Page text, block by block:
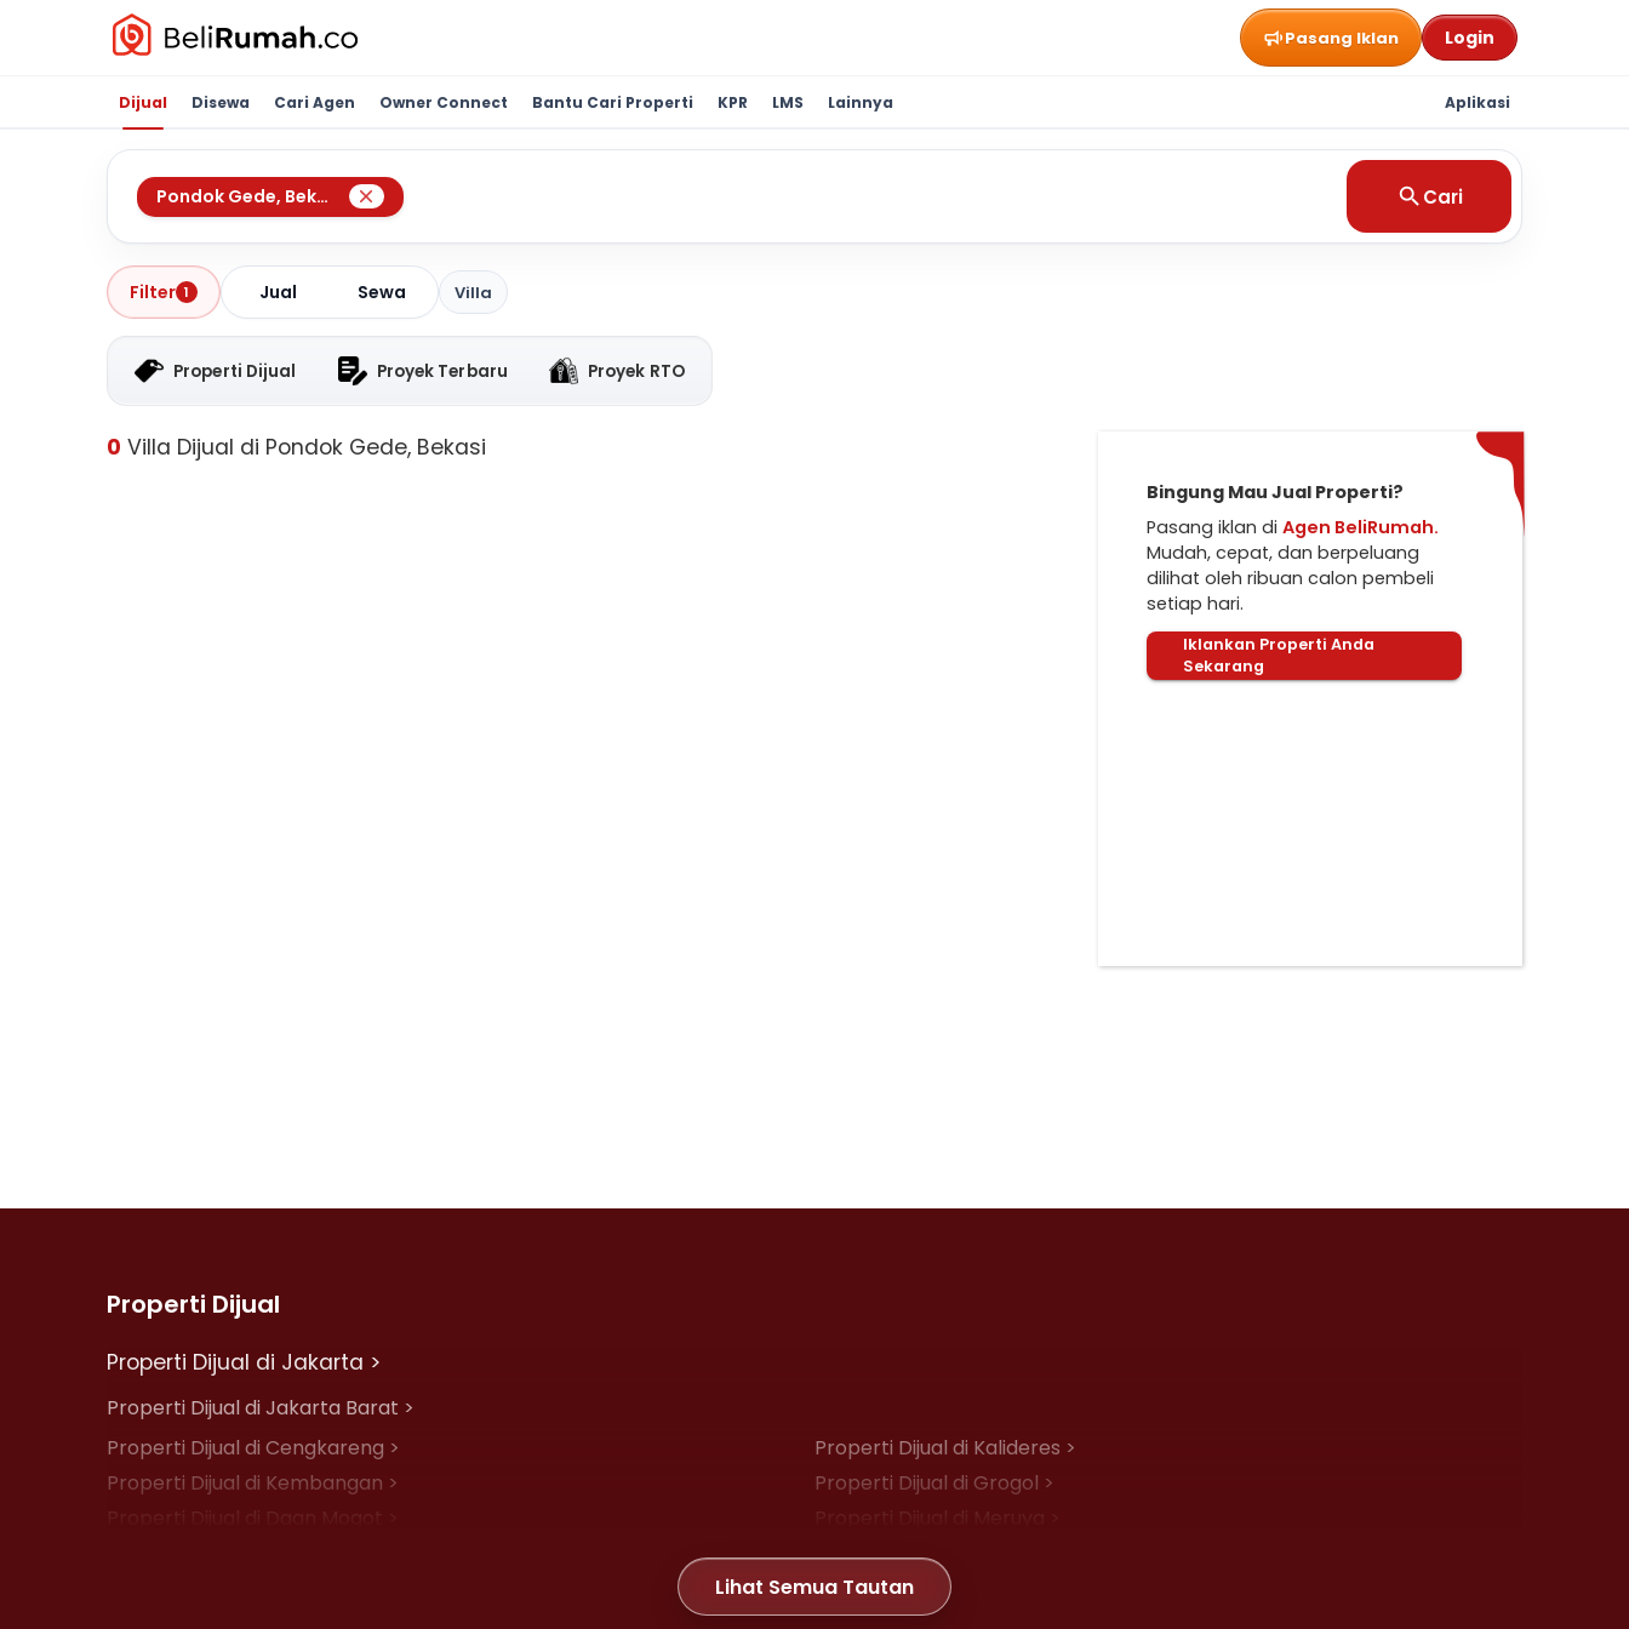
Pasang Iklan Login
Dijual Disewa Cari Agen Owner Connect Bantu Cari Properti KPR LMS Lainnya Aplikasi
Pondok Gede, Bekasi Cari
Filter 1 Jual Sewa Villa
Properti Dijual Proyek Terbaru Proyek RTO
0 Villa Dijual di Pondok Gede, Bekasi
Bingung Mau Jual Properti?
Pasang iklan di Agen BeliRumah.
Mudah, cepat, dan berpeluang
dilihat oleh ribuan calon pembeli
setiap hari.
Iklankan Properti Anda
Sekarang
Properti Dijual
Properti Dijual di Jakarta >
Properti Dijual di Jakarta Barat >
Properti Dijual di Cengkareng >
Properti Dijual di Kalideres >
Properti Dijual di Kembangan >
Properti Dijual di Grogol >
Properti Dijual di Daan Mogot >
Properti Dijual di Meruya >
Properti Dijual di Joglo >
Lihat Semua Tautan